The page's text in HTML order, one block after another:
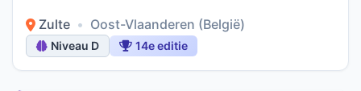
Zulte • Oost-Vlaanderen (België)
Niveau D 14e editie